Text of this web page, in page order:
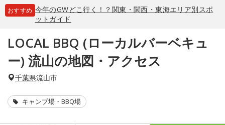
おすすめ 今年のGWどこ行く！？関東・関西・東海エリア別スポ
ットガイド
LOCAL BBQ (ローカルバーベキュ
ー) 流山の地図・アクセス
千葉県流山市
キャンプ場・BBQ場